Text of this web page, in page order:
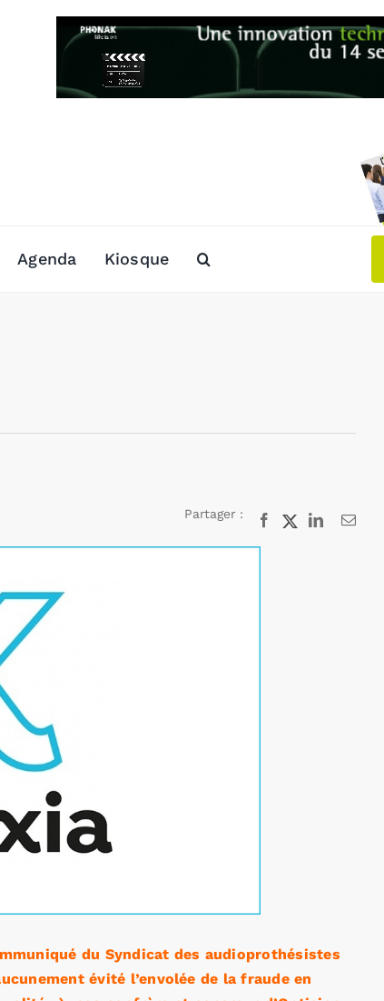
Agenda Kiosque
Partager : Facebook
X LinkedInEmail
du Syndicat des audioprothésistes
évité l’envolée de la fraude en